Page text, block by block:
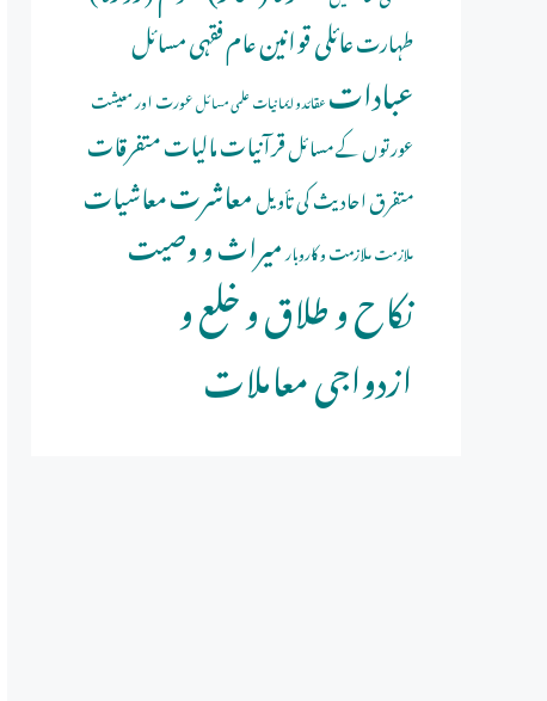
طہارتعائلی قوانینعام فقہی مسائل
عباداتعقائد و ایمانیاتعلمی مسائلعورت اور معیشت
عورتوں کے مسائلقرآنیاتمالیاتمتفرقات
متفرق احادیث کی تأویلمعاشرتمعاشیات
ملازمتملازمت و کاروبارمیراث و وصیت
نکاح و طلاق و خلع و
ازدواجی معاملات